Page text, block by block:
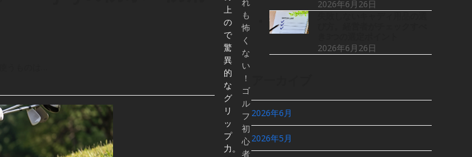
2026年6月26日
2026年6月26日
2026年6月
2026年5月
上
の
で
驚
異
的
な
グ
リ
ッ
プ
力。
も
怖
く
な
い
！
ゴ
ル
フ
初
心
者